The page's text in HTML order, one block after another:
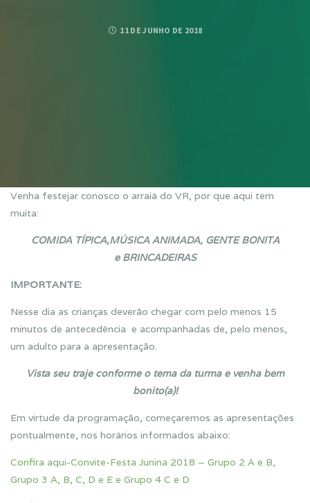
11 DE JUNHO DE 2018
Venha festejar conosco o arraiá do VR, por que aqui tem
muita:
COMIDA TÍPICA,MÚSICA ANIMADA, GENTE BONITA
e BRINCADEIRAS
IMPORTANTE:
Nesse dia as crianças deverão chegar com pelo menos 15
minutos de antecedência e acompanhadas de, pelo menos,
um adulto para a apresentação.
Vista seu traje conforme o tema da turma e venha bem
bonito(a)!
Em virtude da programação, começaremos as apresentações
pontualmente, nos horários informados abaixo:
Confira aqui-Convite-Festa Junina 2018 – Grupo 2 A e B,
Grupo 3 A, B, C, D e E e Grupo 4 C e D